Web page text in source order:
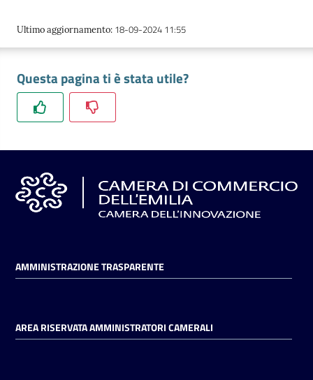
Promuovere
e
il
territorio
l'Impresa
e
digitale
Ultimo aggiornamento: 18-09-2024 11:55
Questa pagina ti è stata utile?
AMMINISTRAZIONE TRASPARENTE
AREA RISERVATA AMMINISTRATORI CAMERALI